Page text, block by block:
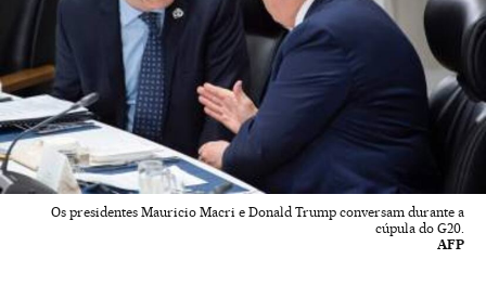
Os presidentes Mauricio Macri e Donald Trump conversam durante a
cúpula do G20.
AFP